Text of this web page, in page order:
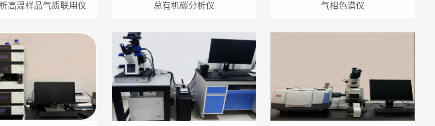
高温样品气质联用仪 总有机碳分析仪 气相色谱仪